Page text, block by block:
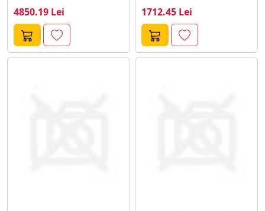
Compresie: 1/2.8"...
4850.19 Lei 1712.45 Lei